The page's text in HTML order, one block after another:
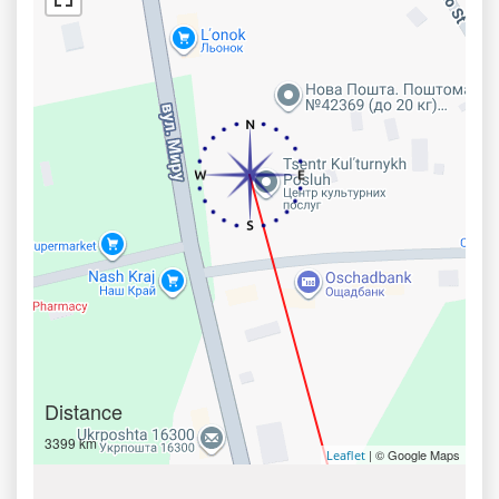
Distance
3399 km
Leaflet | © Google Maps